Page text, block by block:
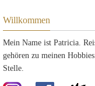
Willkommen
Mein Name ist Patricia.
gehören zu meinen
Stelle.